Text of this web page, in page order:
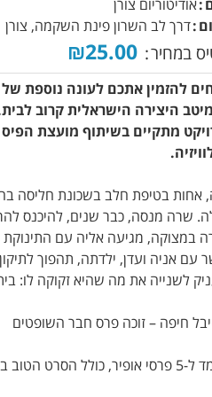
אודיטוריום צורן
דרך לב השרון פינת השקמה, צורן
במחיר
להזמין אתכם לעונה נוספת
היצירה הישראלית קרוב
מתקיים בשיתוף מועצת
אחות בטיפת חלב בשכונת חליסה
שרה מנסה, כבר שנים, להיכנס
במצוקה, מגיעה אליה עם
עם אניה ועדן, ילדתה, תהפוך
לשנייה את מה שהיא זקוקה לו:
חיפה – זוכה פרס חבר השופטים
הסרט הטוב ביותר